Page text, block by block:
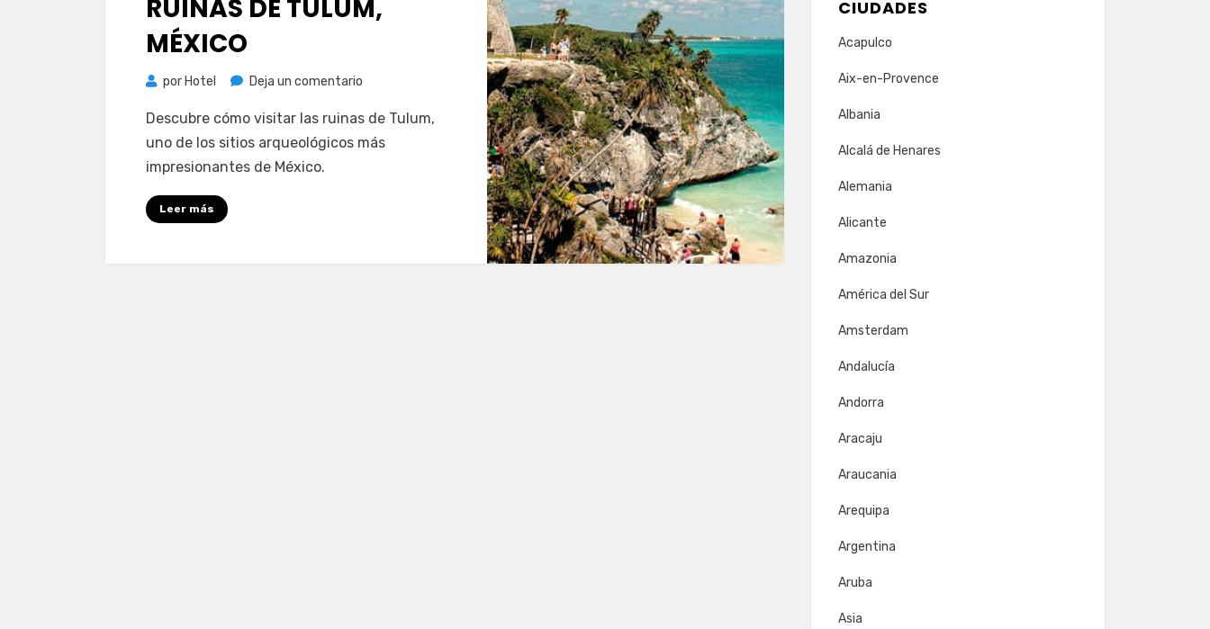
RUINAS DE TULUM,
MÉXICO
por Hotel Deja un comentario
visitar
las
Descubre cómo visitar las ruinas de Tulum,
uno de los sitios arqueológicos más
impresionantes de México.
Leer más
CIUDADES
Acapulco
Aix-en-Provence
Albania
Alcalá de Henares
Alemania
Alicante
Amazonia
América del Sur
Amsterdam
Andalucía
Andorra
Aracaju
Araucania
Arequipa
Argentina
Aruba
Asia